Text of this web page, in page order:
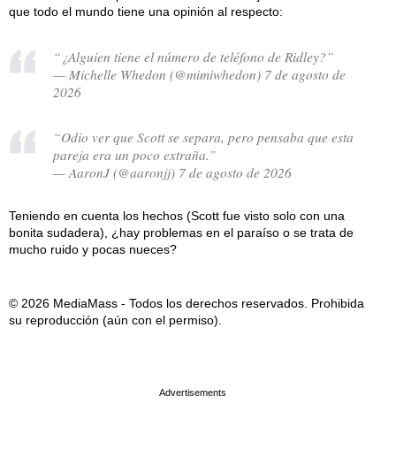
que todo el mundo tiene una opinión al respecto:
“¿Alguien tiene el número de teléfono de Ridley?”
— Michelle Whedon (@mimiwhedon) 7 de agosto de
2026
“Odio ver que Scott se separa, pero pensaba que esta
pareja era un poco extraña.”
— AaronJ (@aaronjj) 7 de agosto de 2026
Teniendo en cuenta los hechos (Scott fue visto solo con una
bonita sudadera), ¿hay problemas en el paraíso o se trata de
mucho ruido y pocas nueces?
© 2026 MediaMass - Todos los derechos reservados. Prohibida
su reproducción (aún con el permiso).